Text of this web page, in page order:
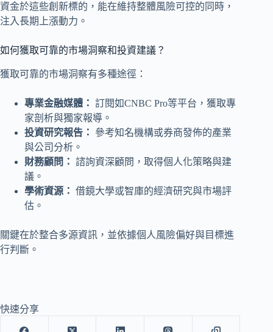
資金於這些創新標的，能在維持整體風險可控的同時，
注入長期上漲動力。
如何獲取可靠的市場洞察和投資建議？
獲取可靠的市場洞察有多種途徑：
專業金融媒體： 訂閱如CNBC Pro等平台，獲取專
家剖析與獨家報導。
投資研究報告：
參考知名機構或券商發佈的產業
與公司分析。
財務顧問： 諮詢資深顧問，取得個人化策略與建
議。
學術資源： 借鏡大學或智庫的經濟研究與市場評
估。
關鍵在於整合多源資訊，並依據個人風險偏好與目標進
行判斷。
快速分享